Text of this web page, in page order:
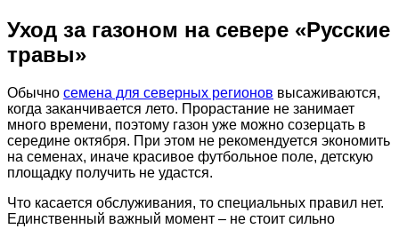
Уход за газоном на севере «Русские
травы»
Обычно семена для северных регионов высаживаются,
когда заканчивается лето. Прорастание не занимает
много времени, поэтому газон уже можно созерцать в
середине октября. При этом не рекомендуется экономить
на семенах, иначе красивое футбольное поле, детскую
площадку получить не удастся.
Что касается обслуживания, то специальных правил нет.
Единственный важный момент – не стоит сильно